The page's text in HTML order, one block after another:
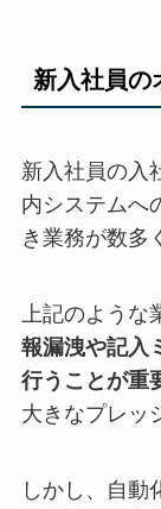
新入社員の
新入社員の入
内システムへ
き業務が数多
上記のような
報漏洩や記入
行うことが重
大きなプレッ
しかし、自動